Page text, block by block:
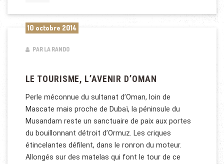
10 octobre 2014
PAR LA RANDO
LE TOURISME, L’AVENIR D’OMAN
Perle méconnue du sultanat d’Oman, loin de
Mascate mais proche de Dubaï, la péninsule du
Musandam reste un sanctuaire de paix aux portes
du bouillonnant détroit d’Ormuz. Les criques
étincelantes défilent, dans le ronron du moteur.
Allongés sur des matelas qui font le tour de ce